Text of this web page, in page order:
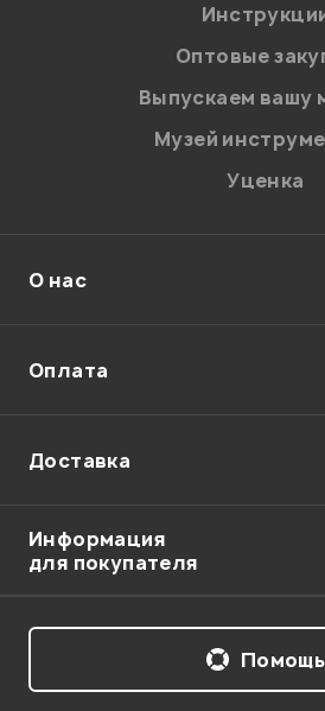
Оптовые
Выпускаем вашу
Музей
Уценка
О нас
Оплата
Доставка
Информация
для покупателя
Помощь